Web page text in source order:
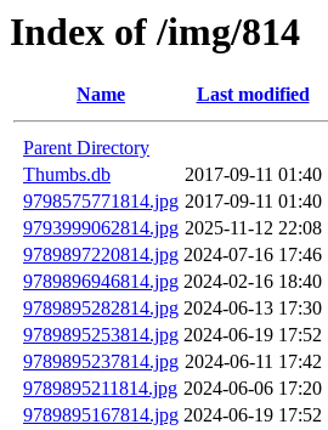
Index of /img/814
Name Last modified
Parent Directory
Thumbs.db
2017-09-11 01:40
9798575771814.jpg 2017-09-11 01:40
9793999062814.jpg 2025-11-12 22:08
9789897220814.jpg 2024-07-16 17:46
9789896946814.jpg 2024-02-16 18:40
9789895282814.jpg 2024-06-13 17:30
9789895253814.jpg 2024-06-19 17:52
9789895237814.jpg 2024-06-11 17:42
9789895211814.jpg 2024-06-06 17:20
9789895167814.jpg 2024-06-19 17:52